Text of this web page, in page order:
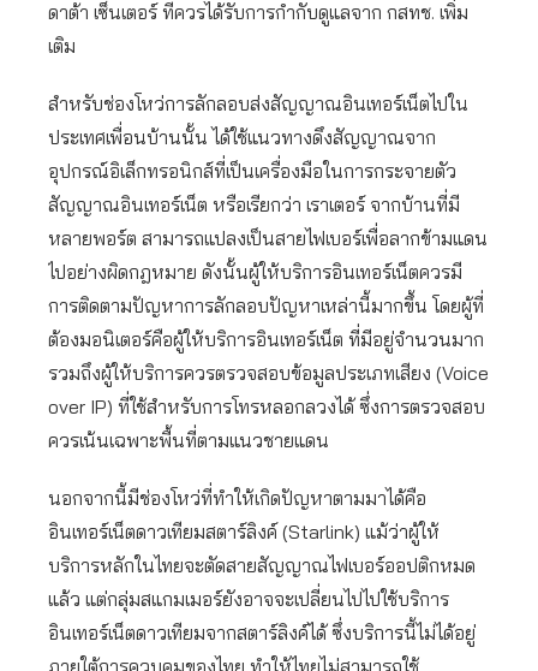
ดาต้า เซ็นเตอร์ ที่ควรได้รับการกำกับดูแลจาก กสทช. เพิ่ม
เติม
สำหรับช่องโหว่การลักลอบส่งสัญญาณอินเทอร์เน็ตไปใน
ประเทศเพื่อนบ้านนั้น ได้ใช้แนวทางดึงสัญญาณจาก
อุปกรณ์อิเล็กทรอนิกส์ที่เป็นเครื่องมือในการกระจายตัว
สัญญาณอินเทอร์เน็ต หรือเรียกว่า เราเตอร์ จากบ้านที่มี
หลายพอร์ต สามารถแปลงเป็นสายไฟเบอร์เพื่อลากข้ามแดน
ไปอย่างผิดกฎหมาย ดังนั้นผู้ให้บริการอินเทอร์เน็ตควรมี
การติดตามปัญหาการลักลอบปัญหาเหล่านี้มากขึ้น โดยผู้ที่
ต้องมอนิเตอร์คือผู้ให้บริการอินเทอร์เน็ต ที่มีอยู่จำนวนมาก
รวมถึงผู้ให้บริการควรตรวจสอบข้อมูลประเภทเสียง (Voice
over IP) ที่ใช้สำหรับการโทรหลอกลวงได้ ซึ่งการตรวจสอบ
ควรเน้นเฉพาะพื้นที่ตามแนวชายแดน
นอกจากนี้มีช่องโหว่ที่ทำให้เกิดปัญหาตามมาได้คือ
อินเทอร์เน็ตดาวเทียมสตาร์ลิงค์ (Starlink) แม้ว่าผู้ให้
บริการหลักในไทยจะตัดสายสัญญาณไฟเบอร์ออปติกหมด
แล้ว แต่กลุ่มสแกมเมอร์ยังอาจจะเปลี่ยนไปไปใช้บริการ
อินเทอร์เน็ตดาวเทียมจากสตาร์ลิงค์ได้ ซึ่งบริการนี้ไม่ได้อยู่